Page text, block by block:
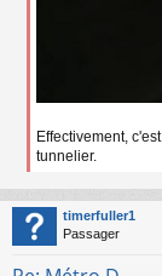
Effectivement,
tunnelier.
timerfuller1
Passager